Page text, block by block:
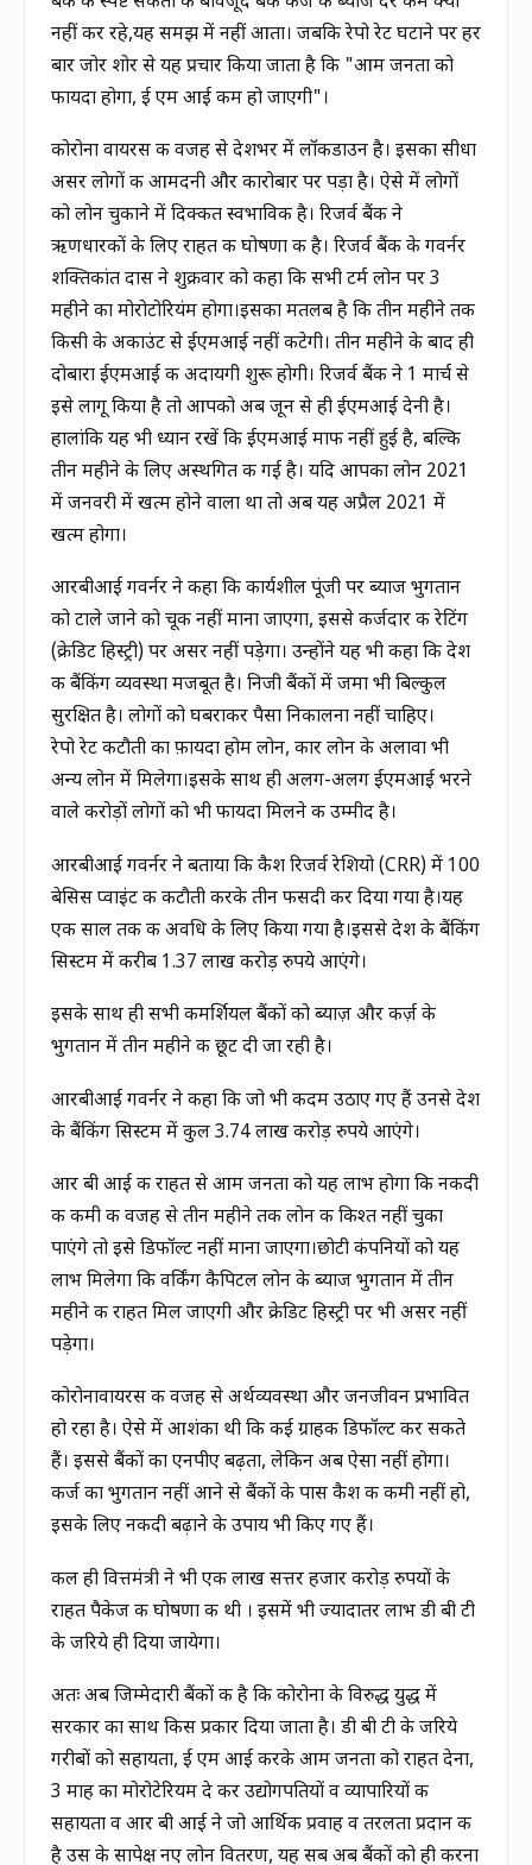
नहीं कर रहे,यह समझ में नहीं आता। जबकि रेपो रेट घटाने पर हर
बार जोर शोर से यह प्रचार किया जाता है कि "आम जनता को
फायदा होगा, ई एम आई कम हो जाएगी"।
कोरोना वायरस की वजह से देशभर में लॉकडाउन है। इसका सीधा
असर लोगों की आमदनी और कारोबार पर पड़ा है। ऐसे में लोगों
को लोन चुकाने में दिक्कत स्वभाविक है। रिजर्व बैंक ने
ऋणधारकों के लिए राहत की घोषणा की है। रिजर्व बैंक के गवर्नर
शक्तिकांत दास ने शुक्रवार को कहा कि सभी टर्म लोन पर 3
महीने का मोरोटोरियंम होगा।इसका मतलब है कि तीन महीने तक
किसी के अकाउंट से ईएमआई नहीं कटेगी। तीन महीने के बाद ही
दोबारा ईएमआई की अदायगी शुरू होगी। रिजर्व बैंक ने 1 मार्च से
इसे लागू किया है तो आपको अब जून से ही ईएमआई देनी है।
हालांकि यह भी ध्यान रखें कि ईएमआई माफ नहीं हुई है, बल्कि
तीन महीने के लिए अस्थगित की गई है। यदि आपका लोन 2021
में जनवरी में खत्म होने वाला था तो अब यह अप्रैल 2021 में
खत्म होगा।
आरबीआई गवर्नर ने कहा कि कार्यशील पूंजी पर ब्याज भुगतान
को टाले जाने को चूक नहीं माना जाएगा, इससे कर्जदार की रेटिंग
(क्रेडिट हिस्ट्री) पर असर नहीं पड़ेगा। उन्होंने यह भी कहा कि देश
की बैंकिंग व्यवस्था मजबूत है। निजी बैंकों में जमा भी बिल्कुल
सुरक्षित है। लोगों को घबराकर पैसा निकालना नहीं चाहिए।
रेपो रेट कटौती का फ़ायदा होम लोन, कार लोन के अलावा भी
अन्य लोन में मिलेगा।इसके साथ ही अलग-अलग ईएमआई भरने
वाले करोड़ों लोगों को भी फायदा मिलने की उम्मीद है।
आरबीआई गवर्नर ने बताया कि कैश रिजर्व रेशियो (CRR) में 100
बेसिस प्वाइंट की कटौती करके तीन फीसदी कर दिया गया है।यह
एक साल तक की अवधि के लिए किया गया है।इससे देश के बैंकिंग
सिस्टम में करीब 1.37 लाख करोड़ रुपये आएंगे।
इसके साथ ही सभी कमर्शियल बैंकों को ब्याज़ और कर्ज़ के
भुगतान में तीन महीने की छूट दी जा रही है।
आरबीआई गवर्नर ने कहा कि जो भी कदम उठाए गए हैं उनसे देश
के बैंकिंग सिस्टम में कुल 3.74 लाख करोड़ रुपये आएंगे।
आर बी आई की राहत से आम जनता को यह लाभ होगा कि नकदी
की कमी की वजह से तीन महीने तक लोन की किश्त नहीं चुका
पाएंगे तो इसे डिफॉल्ट नहीं माना जाएगा।छोटी कंपनियों को यह
लाभ मिलेगा कि वर्किंग कैपिटल लोन के ब्याज भुगतान में तीन
महीने की राहत मिल जाएगी और क्रेडिट हिस्ट्री पर भी असर नहीं
पड़ेगा।
कोरोनावायरस की वजह से अर्थव्यवस्था और जनजीवन प्रभावित
हो रहा है। ऐसे में आशंका थी कि कई ग्राहक डिफॉल्ट कर सकते
हैं। इससे बैंकों का एनपीए बढ़ता, लेकिन अब ऐसा नहीं होगा।
कर्ज का भुगतान नहीं आने से बैंकों के पास कैश की कमी नहीं हो,
इसके लिए नकदी बढ़ाने के उपाय भी किए गए हैं।
कल ही वित्तमंत्री ने भी एक लाख सत्तर हजार करोड़ रुपयों के
राहत पैकेज की घोषणा की थी । इसमें भी ज्यादातर लाभ डी बी टी
के जरिये ही दिया जायेगा।
अतः अब जिम्मेदारी बैंकों की है कि कोरोना के विरुद्ध युद्ध में
सरकार का साथ किस प्रकार दिया जाता है। डी बी टी के जरिये
गरीबों को सहायता, ई एम आई करके आम जनता को राहत देना,
3 माह का मोरोटेरियम दे कर उद्योगपतियों व व्यापारियों की
सहायता व आर बी आई ने जो आर्थिक प्रवाह व तरलता प्रदान की
है उस के सापेक्ष नए लोन वितरण, यह सब अब बैंकों को ही करना